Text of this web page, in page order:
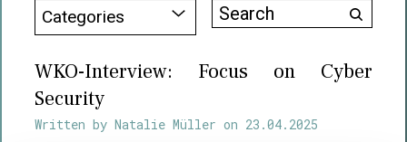
Categories
Search
WKO-Interview: Focus on Cyber
Security
Written byNatalie Müller on 23.04.2025